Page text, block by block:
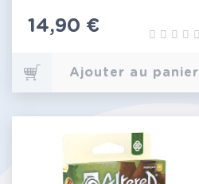
Prix
14,90 €
Ajouter au panier